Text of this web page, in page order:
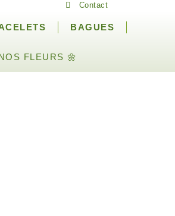
Contact
BAGUES
FLEURS 🌼